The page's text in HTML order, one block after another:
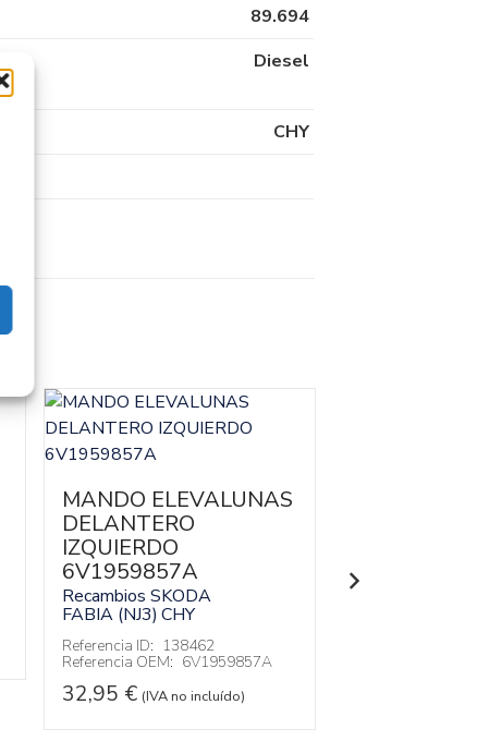
89.694
Diesel
CHY
MANDO ELEVALUNAS
DELANTERO
IZQUIERDO
6V1959857A
Recambios SKODA
FABIA (NJ3) CHY
Referencia ID: 138462
Referencia OEM: 6V1959857A
32,95 € (IVA no incluído)
Recambios
FABIA (NJ3)